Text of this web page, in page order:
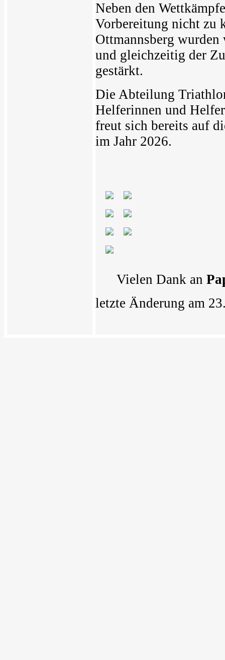
Neben den
Vorbereitung nicht zu
Ottmannsberg
und gleichzeitig der
gestärkt.
Die Abteilung
Helferinnen und
freut sich bereits auf
im Jahr 2026.
Vielen Dank an
letzte Änderung am